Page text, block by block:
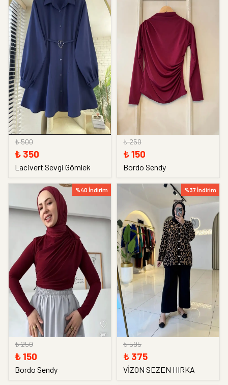
₺ 500
₺ 350
Lacivert Sevgi Gömlek
₺ 250
₺ 150
Bordo Sendy
%40 İndirim
₺ 250
₺ 150
Bordo Sendy
%37 İndirim
₺ 595
₺ 375
VİZON SEZEN HIRKA